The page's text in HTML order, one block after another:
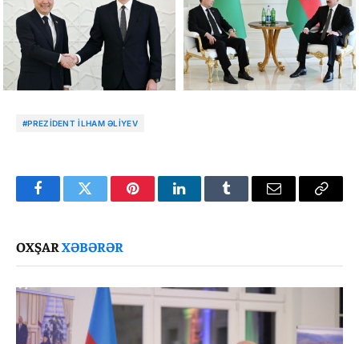
#PREZIDENT İLHAM ƏLIYEV
FacebookTwitter PinterestLinkedInTumblr Email
Copy
OXŞARXƏBƏRƏR